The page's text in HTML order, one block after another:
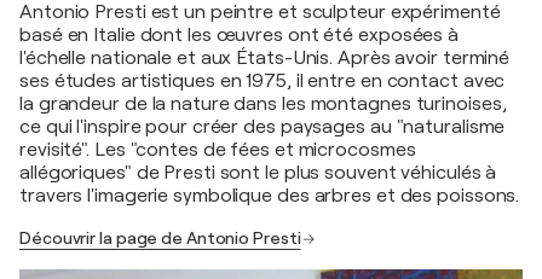
Antonio Presti est un peintre et sculpteur expérimenté
basé en Italie dont les œuvres ont été exposées à
l'échelle nationale et aux États-Unis. Après avoir terminé
ses études artistiques en 1975, il entre en contact avec
la grandeur de la nature dans les montagnes turinoises,
ce qui l'inspire pour créer des paysages au "naturalisme
revisité". Les "contes de fées et microcosmes
allégoriques" de Presti sont le plus souvent véhiculés à
travers l'imagerie symbolique des arbres et des poissons.
Découvrir la page de Antonio Presti